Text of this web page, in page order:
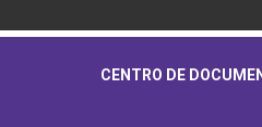
CENTRO DE